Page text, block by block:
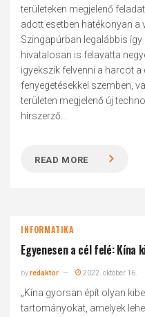
területeken megjelenő
adott esetben hatékonyan a
Szingapúrban legalábbis
hivatalosan is felavatta
igyekszik felvenni a harcot
fenyegetésekkel szemben,
területen megjelenő új
hírszerző...
READ MORE
INFORMATIKA
Egyenesen a cél felé: Kína
byredaktor 2022. október 16.
„Kína gyorsan épít olyan
tartományokat, amelyek